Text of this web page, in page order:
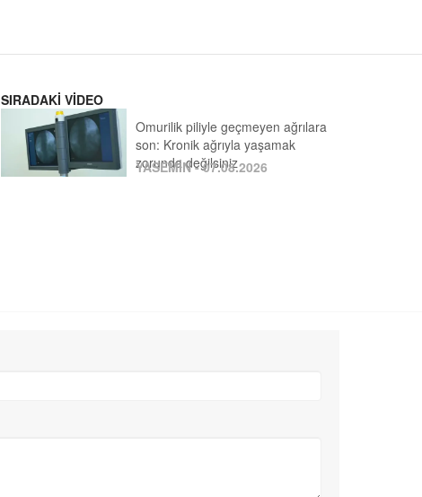
SIRADAKİ VİDEO
Omurilik piliyle geçmeyen ağrılara
son: Kronik ağrıyla yaşamak
zorunda değilsiniz
YASEMİN - 07.08.2026